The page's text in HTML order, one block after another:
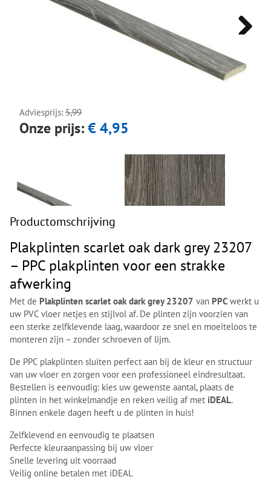
Adviesprijs: 5,99
Onze prijs:€ 4,95
Productomschrijving
Plakplinten scarlet oak dark grey 23207
– PPC plakplinten voor een strakke
afwerking
Met de Plakplinten scarlet oak dark grey 23207 van PPC werkt u
uw PVC vloer netjes en stijlvol af. De plinten zijn voorzien van
een sterke zelfklevende laag, waardoor ze snel en moeiteloos te
monteren zijn – zonder schroeven of lijm.
De PPC plakplinten sluiten perfect aan bij de kleur en structuur
van uw vloer en zorgen voor een professioneel eindresultaat.
Bestellen is eenvoudig: kies uw gewenste aantal, plaats de
plinten in het winkelmandje en reken veilig af met iDEAL.
Binnen enkele dagen heeft u de plinten in huis!
Zelfklevend en eenvoudig te plaatsen
Perfecte kleuraanpassing bij uw vloer
Snelle levering uit voorraad
Veilig online betalen met iDEAL